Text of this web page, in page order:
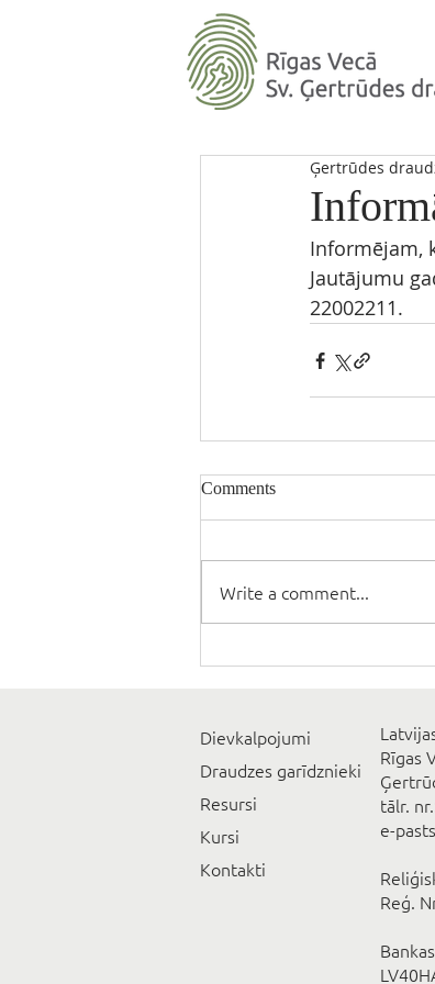
Ģertrūdes
Informējam,
Jautājumu
22002211.
Comments
Write a comment...
Dievkalpojumi
Draudzes garīdznieki
Resursi
Kursi
Kontakti
Rīgas
tālr.
e-
Reģ.